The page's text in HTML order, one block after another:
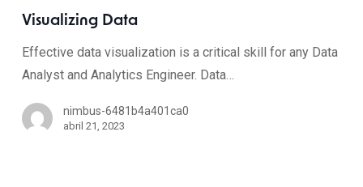
Visualizing Data
Effective data visualization is a critical skill for any Data
Analyst and Analytics Engineer. Data…
nimbus-6481b4a401ca0
abril 21, 2023